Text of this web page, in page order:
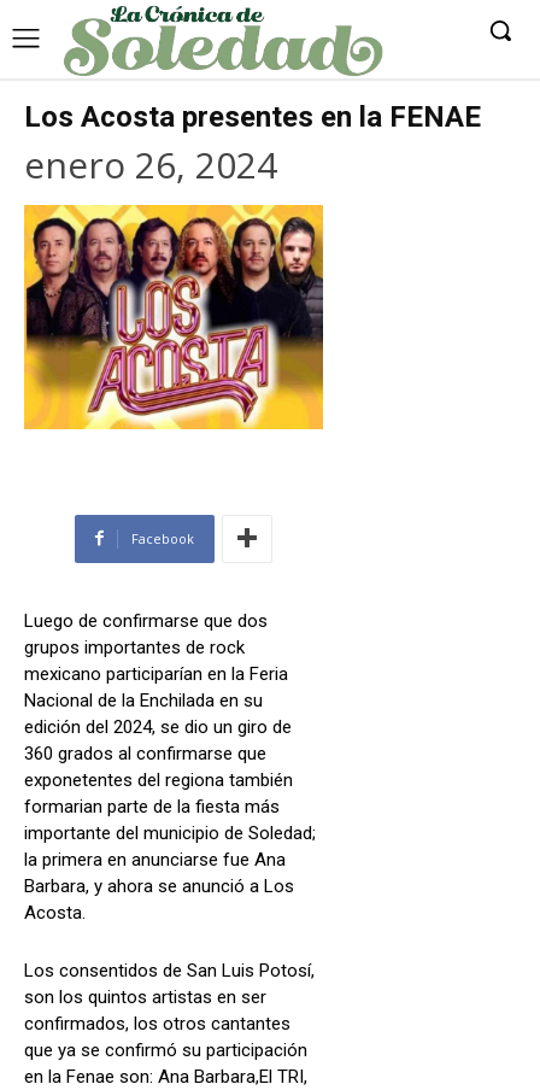
Los Acosta presentes en la FENAE
enero 26, 2024
Facebook
Luego de confirmarse que dos
grupos importantes de rock
mexicano participarían en la Feria
Nacional de la Enchilada en su
edición del 2024, se dio un giro de
360 grados al confirmarse que
exponetentes del regiona también
formarian parte de la fiesta más
importante del municipio de Soledad;
la primera en anunciarse fue Ana
Barbara, y ahora se anunció a Los
Acosta.
Los consentidos de San Luis Potosí,
son los quintos artistas en ser
confirmados, los otros cantantes
que ya se confirmó su participación
en la Fenae son: Ana Barbara,El TRI,